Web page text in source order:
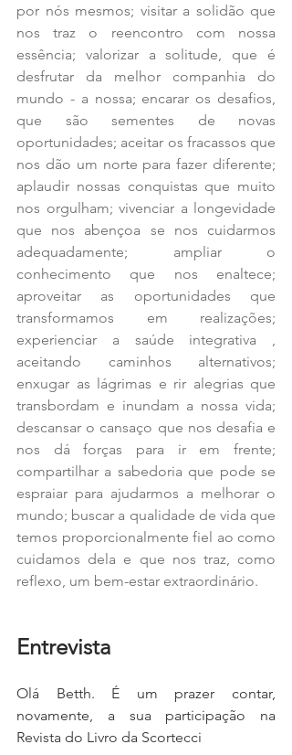
por nós mesmos; visitar a solidão que
nos traz o reencontro com nossa
essência; valorizar a solitude, que é
desfrutar da melhor companhia do
mundo - a nossa; encarar os desafios,
que são sementes de novas
oportunidades; aceitar os fracassos que
nos dão um norte para fazer diferente;
aplaudir nossas conquistas que muito
nos orgulham; vivenciar a longevidade
que nos abençoa se nos cuidarmos
adequadamente; ampliar o
conhecimento que nos enaltece;
aproveitar as oportunidades que
transformamos em realizações;
experienciar a saúde integrativa ,
aceitando caminhos alternativos;
enxugar as lágrimas e rir alegrias que
transbordam e inundam a nossa vida;
descansar o cansaço que nos desafia e
nos dá forças para ir em frente;
compartilhar a sabedoria que pode se
espraiar para ajudarmos a melhorar o
mundo; buscar a qualidade de vida que
temos proporcionalmente fiel ao como
cuidamos dela e que nos traz, como
reflexo, um bem-estar extraordinário.
Entrevista
Olá Betth. É um prazer contar,
novamente, a sua participação na
Revista do Livro da Scortecci